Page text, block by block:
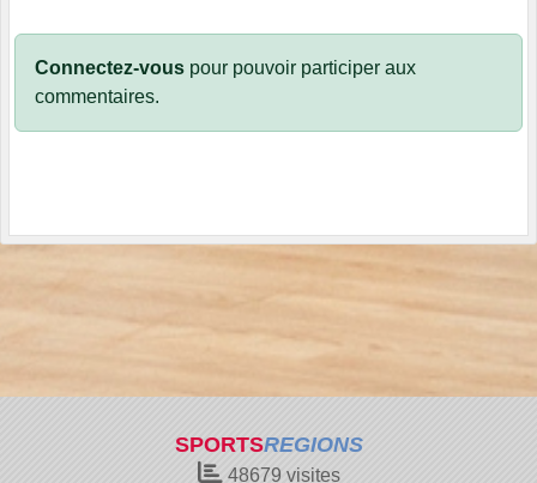
Connectez-vous pour pouvoir participer aux
commentaires.
SPORTSREGIONS
48679 visites